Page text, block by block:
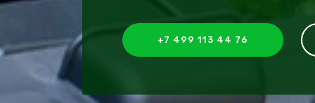
+7 499 113 44 76